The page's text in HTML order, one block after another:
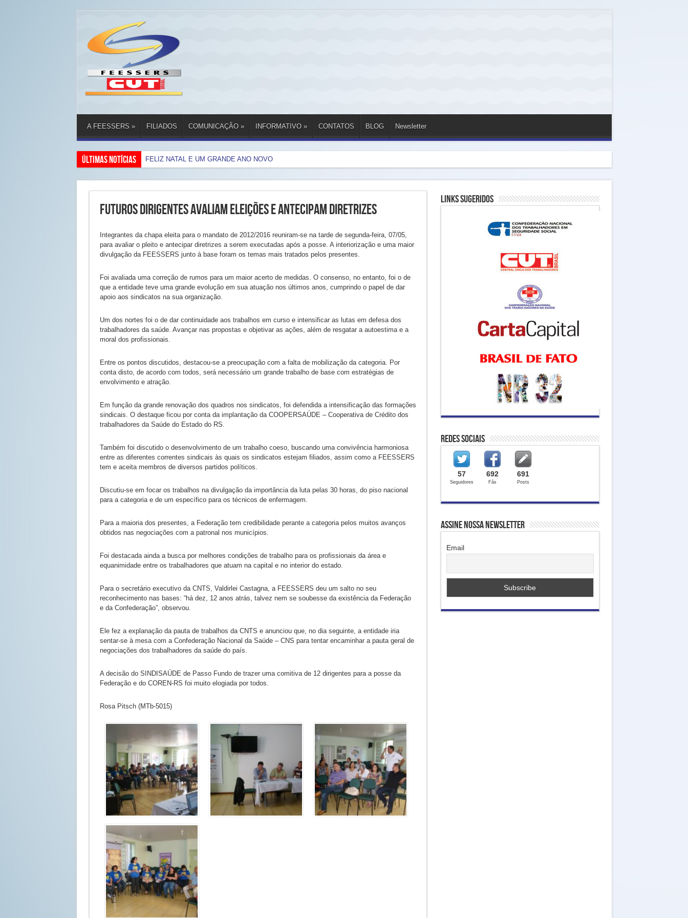
A FEESSERS » FILIADOS COMUNICAÇÃO » INFORMATIVO » CONTATOS BLOG Newsletter
Últimas Notícias FELIZ NATAL E UM GRANDE ANO NOVO
Futuros dirigentes avaliam eleições e antecipam diretrizes
Integrantes da chapa eleita para o mandato de 2012/2016 reuniram-se na tarde de segunda-feira, 07/05,
para avaliar o pleito e antecipar diretrizes a serem executadas após a posse. A interiorização e uma maior
divulgação da FEESSERS junto à base foram os temas mais tratados pelos presentes.
Foi avaliada uma correção de rumos para um maior acerto de medidas. O consenso, no entanto, foi o de
que a entidade teve uma grande evolução em sua atuação nos últimos anos, cumprindo o papel de dar
apoio aos sindicatos na sua organização.
Um dos nortes foi o de dar continuidade aos trabalhos em curso e intensificar as lutas em defesa dos
trabalhadores da saúde. Avançar nas propostas e objetivar as ações, além de resgatar a autoestima e a
moral dos profissionais.
Entre os pontos discutidos, destacou-se a preocupação com a falta de mobilização da categoria. Por
conta disto, de acordo com todos, será necessário um grande trabalho de base com estratégias de
envolvimento e atração.
Em função da grande renovação dos quadros nos sindicatos, foi defendida a intensificação das formações
sindicais. O destaque ficou por conta da implantação da COOPERSAÚDE – Cooperativa de Crédito dos
trabalhadores da Saúde do Estado do RS.
Também foi discutido o desenvolvimento de um trabalho coeso, buscando uma convivência harmoniosa
entre as diferentes correntes sindicais às quais os sindicatos estejam filiados, assim como a FEESSERS
tem e aceita membros de diversos partidos políticos.
Discutiu-se em focar os trabalhos na divulgação da importância da luta pelas 30 horas, do piso nacional
para a categoria e de um específico para os técnicos de enfermagem.
Para a maioria dos presentes, a Federação tem credibilidade perante a categoria pelos muitos avanços
obtidos nas negociações com a patronal nos municípios.
Foi destacada ainda a busca por melhores condições de trabalho para os profissionais da área e
equanimidade entre os trabalhadores que atuam na capital e no interior do estado.
Para o secretário executivo da CNTS, Valdirlei Castagna, a FEESSERS deu um salto no seu
reconhecimento nas bases: “há dez, 12 anos atrás, talvez nem se soubesse da existência da Federação
e da Confederação”, observou.
Ele fez a explanação da pauta de trabalhos da CNTS e anunciou que, no dia seguinte, a entidade iria
sentar-se à mesa com a Confederação Nacional da Saúde – CNS para tentar encaminhar a pauta geral de
negociações dos trabalhadores da saúde do país.
A decisão do SINDISAÚDE de Passo Fundo de trazer uma comitiva de 12 dirigentes para a posse da
Federação e do COREN-RS foi muito elogiada por todos.
Rosa Pitsch (MTb-5015)
Links Sugeridos
Redes Sociais
57
Seguidores
692
Fãs
691
Posts
Assine nossa Newsletter
Email